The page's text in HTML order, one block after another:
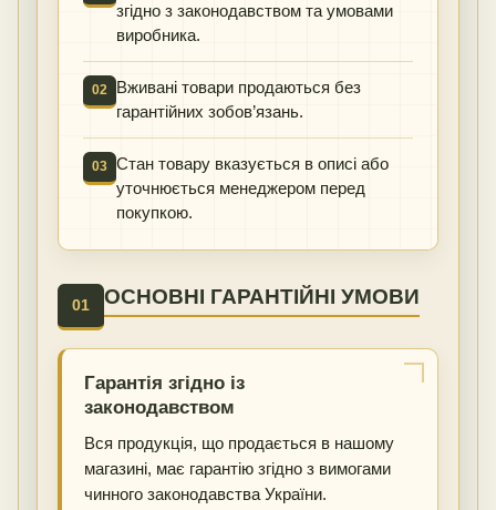
згідно з законодавством та умовами
виробника.
02
Вживані товари продаються без
гарантійних зобов’язань.
03 Стан товару вказується в описі або
уточнюється менеджером перед
покупкою.
01 ОСНОВНІ ГАРАНТІЙНІ УМОВИ
Гарантія згідно із
законодавством
Вся продукція, що продається в нашому
магазині, має гарантію згідно з вимогами
чинного законодавства України.